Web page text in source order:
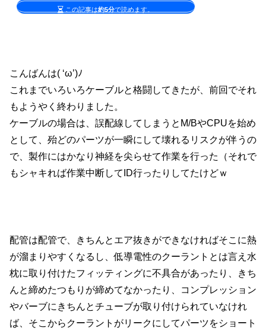
この記事は約5分で読めます。
こんばんは( ‘ω’)ﾉ
これまでいろいろケーブルと格闘してきたが、前回でそれ
もようやく終わりました。
ケーブルの場合は、誤配線してしまうとM/BやCPUを始め
として、殆どのパーツが一瞬にして壊れるリスクが伴うの
で、製作にはかなり神経を尖らせて作業を行った（それで
もシャキれば作業中断してID行ったりしてたけどｗ
配管は配管で、きちんとエア抜きができなければそこに熱
が溜まりやすくなるし、低導電性のクーラントとは言え水
枕に取り付けたフィッティングに不具合があったり、きち
んと締めたつもりが締めてなかったり、コンプレッション
やバーブにきちんとチューブが取り付けられていなけれ
ば、そこからクーラントがリークにしてパーツをショート